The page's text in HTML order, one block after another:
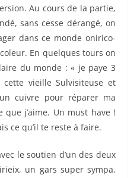
Au cours de la partie,
sans cesse dérangé, on
dans ce monde onirico-
En quelques tours on
du monde : « je paye 3
vieille Sulvisiteuse et
cuivre pour réparer ma
j’aime. Un must have !
ce qu’il te reste à faire.
le soutien d’un des deux
un gars super sympa,